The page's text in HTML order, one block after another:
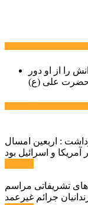
را از او دور
علی (ع)
: اربعین امسال
تشریفاتی مراسم
جرائم غیرعمد